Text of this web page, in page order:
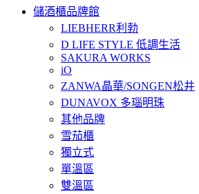
儲酒櫃品牌館
LIEBHERR利勃
D LIFE STYLE 低調生活
SAKURA WORKS
iO
ZANWA晶華/SONGEN松井
DUNAVOX 多瑙明珠
其他品牌
雪茄櫃
獨立式
單溫區
雙溫區